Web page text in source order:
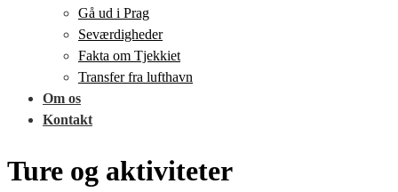
Gå ud i Prag
Seværdigheder
Fakta om Tjekkiet
Transfer fra lufthavn
Om os
Kontakt
Ture og aktiviteter